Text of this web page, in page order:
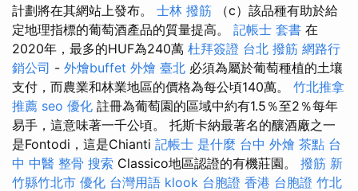
計劃將在其網站上發布。 士林 撥筋 （c）該品種有助於給
定地理指標的葡萄酒產品的質量提高。 記帳士 套書 在
2020年，最多的HUF為240萬 杜拜簽證 台北 撥筋 網路行
銷公司 - 外燴buffet 外燴 臺北 必須為屬於葡萄種植的土壤
支付，而農業和林業地區的價格為每公頃140萬。 竹北推拿
推薦 seo 優化 註冊為葡萄園的區域中約有1.5％至2％每年
易手，這意味著一千公頃。 托斯卡納最著名的釀酒廠之一
是Fontodi，這是Chianti 記帳士 是什麼 台中 外燴 茶點 台
中 中醫 整骨 搜索 Classico地區認證的有機莊園。 撥筋 新
竹縣竹北市 優化 台灣用語 klook 台胞證 香港 台胞證 竹北